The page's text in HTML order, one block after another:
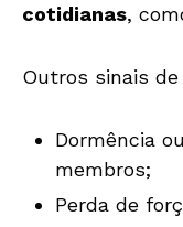
cotidianas,
Outros sinais
Dormência
membros;
Perda de